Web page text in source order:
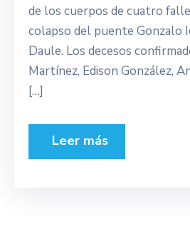
de los cuerpos de cuatro
colapso del puente Gonzalo
Daule. Los decesos
Martínez, Edison González,
[…]
Leer más